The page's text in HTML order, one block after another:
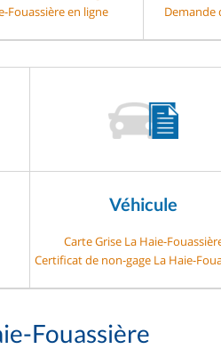
Fouassière en ligne
Demande
Véhicule
Carte Grise La Haie-
Certificat de non-gage La Haie-
Fouassière